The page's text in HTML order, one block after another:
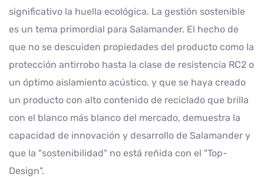
significativo la huella ecológica. La gestión sostenible
es un tema primordial para Salamander. El hecho de
que no se descuiden propiedades del producto como la
protección antirrobo hasta la clase de resistencia RC2 o
un óptimo aislamiento acústico, y que se haya creado
un producto con alto contenido de reciclado que brilla
con el blanco más blanco del mercado, demuestra la
capacidad de innovación y desarrollo de Salamander y
que la "sostenibilidad" no está reñida con el "Top-
Design".